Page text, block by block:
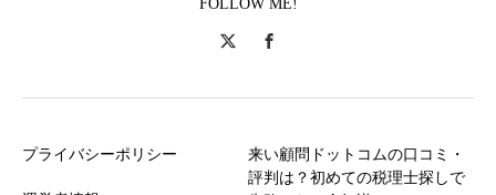
FOLLOW ME!
プライバシーポリシー
来い顧問ドットコムの口コミ・
評判は？初めての税理士探しで